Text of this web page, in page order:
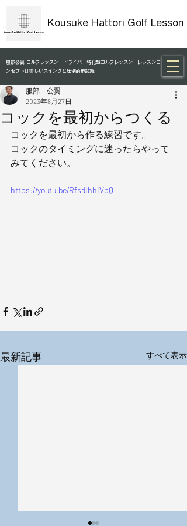
Kousuke Hattori Golf Lesson
服部公翼 ゴルフレッスン｜ドライバー特化型ゴルフレッスン レッスンコ
ンセプトは美しいスイングと圧倒的飛距離
コックを最初からつくる
服部 公翼
2023年8月27日
コックを最初から作る練習です。
コックのタイミングに迷ったらやって
みてください。
https://youtu.be/RfsdIhhIVpQ
最新記事 すべて表示